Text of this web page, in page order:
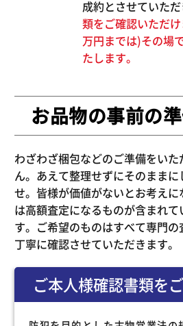
成約とさせていただ
類をご確認いただ
万円までは)その場
たします。
お品物の事前の
わざわざ梱包などのご準備をい
ん。あえて整理せずにそのまま
せ。皆様が価値がないとお考え
は高額査定になるものが含まれ
す。ご希望のものはすべて専門
丁寧に確認させていただきます。
ご本人様確認書類を